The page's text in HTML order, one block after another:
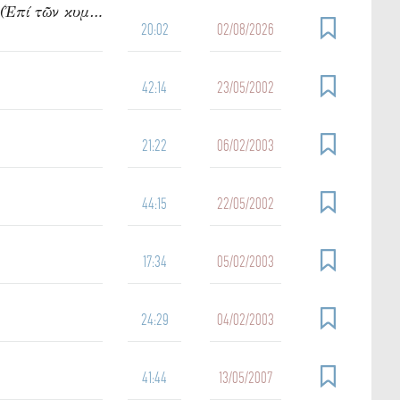
950. Ὁμιλία τοῦ π. Ἰωάννου Γρίντζου Κυριακή Θ΄ Ματθαίου (Ἐπί τῶν κυμάτων)
20:02
02/08/2026
42:14 23/05/2002
21:22 06/02/2003
44:15 22/05/2002
17:34 05/02/2003
24:29 04/02/2003
41:44 13/05/2007